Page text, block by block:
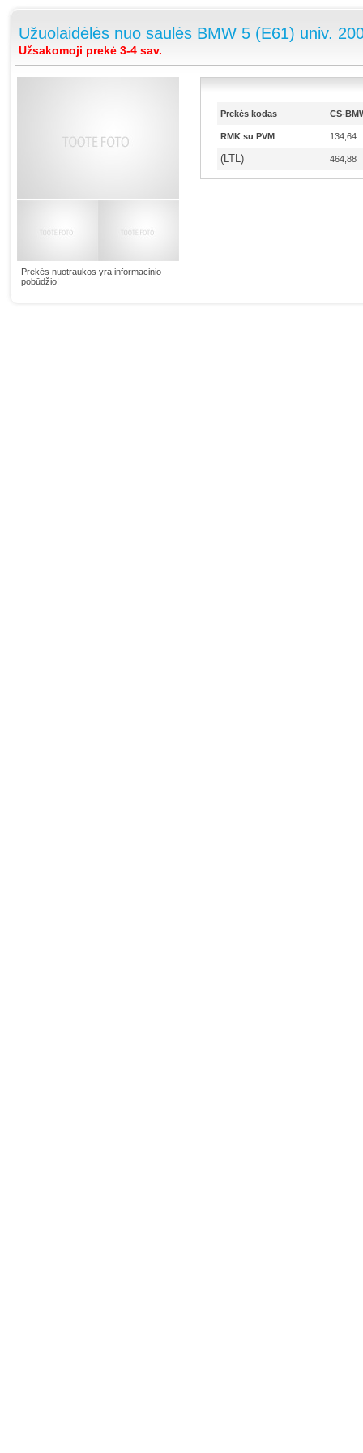
Užuolaidėlės nuo saulės BMW 5 (E61) univ.
Užsakomoji prekė 3-4 sav.
Prekės nuotraukos yra informacinio
pobūdžio!
Prekės kodas CS-
RMK su PVM 134,64
(LTL) 464,88